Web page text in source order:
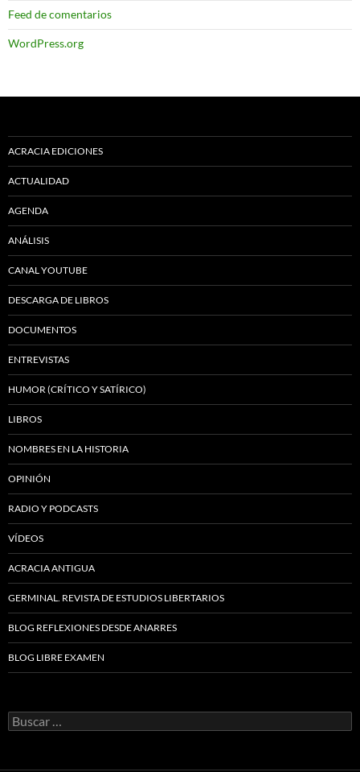
Feed de comentarios
WordPress.org
ACRACIA EDICIONES
ACTUALIDAD
AGENDA
ANÁLISIS
CANAL YOUTUBE
DESCARGA DE LIBROS
DOCUMENTOS
ENTREVISTAS
HUMOR (CRÍTICO Y SATÍRICO)
LIBROS
NOMBRES EN LA HISTORIA
OPINIÓN
RADIO Y PODCASTS
VÍDEOS
ACRACIA ANTIGUA
GERMINAL. REVISTA DE ESTUDIOS LIBERTARIOS
BLOG REFLEXIONES DESDE ANARRES
BLOG LIBRE EXAMEN
Buscar: